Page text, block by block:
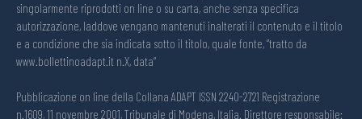
singolarmente riprodotti on line o su carta, anche senza specifica
autorizzazione, laddove vengano mantenuti inalterati il contenuto e il titolo
e a condizione che sia indicata sotto il titolo, quale fonte, “tratto da
www.bollettinoadapt.it n.X, data“
Pubblicazione on line della Collana ADAPT ISSN 2240-2721 Registrazione
n.1609, 11 novembre 2001, Tribunale di Modena, Italia. Direttore responsabile: